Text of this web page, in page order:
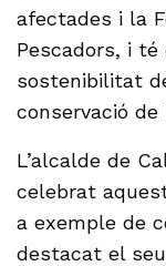
afectades i la
Pescadors, i
sostenibilitat
conservació
L’alcalde de
celebrat
a exemple de
destacat el